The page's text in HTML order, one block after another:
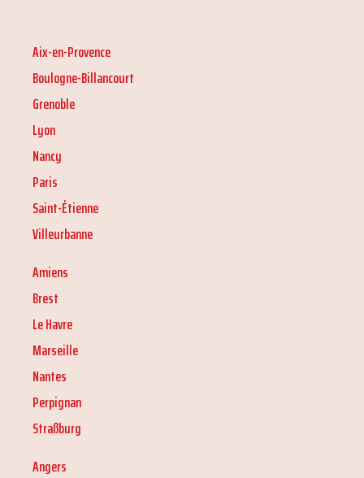
Aix-en-Provence
Boulogne-Billancourt
Grenoble
Lyon
Nancy
Paris
Saint-Étienne
Villeurbanne
Amiens
Brest
Le Havre
Marseille
Nantes
Perpignan
Straßburg
Angers